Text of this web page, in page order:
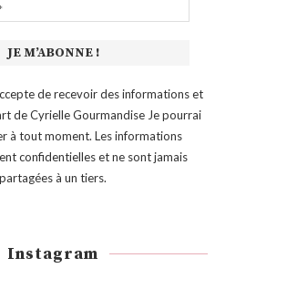
de recevoir des informations et
de Cyrielle Gourmandise Je pourrai
à tout moment. Les informations
confidentielles et ne sont jamais
partagées à un tiers.
Instagram